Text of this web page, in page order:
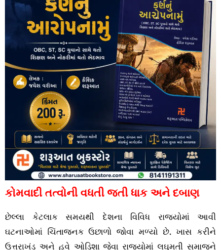
કોમવાદી તત્વોની વધતી જતી ધાક અને દબાણ
છેલ્લા કેટલાક સમયથી દેશના વિવિધ રાજ્યોમાં આવી
ઘટનાઓમાં ચિંતાજનક ઉછાળો જોવા મળ્યો છે. ખાસ કરીને
ઉત્તરાખંડ અને હવે ઓડિશા જેવા રાજ્યોમાં લઘુમતી સમાજને